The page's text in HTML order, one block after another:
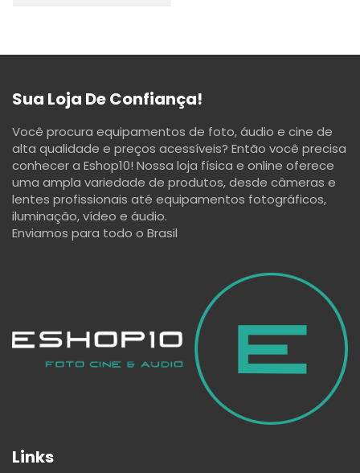
Sua Loja De Confiança!
Você procura equipamentos de foto, áudio e cine de
alta qualidade e preços acessíveis? Então você precisa
conhecer a Eshop10! Nossa loja física e online oferece
uma ampla variedade de produtos, desde câmeras e
lentes profissionais até equipamentos fotográficos,
iluminação, vídeo e áudio.
Enviamos para todo o Brasil
Links